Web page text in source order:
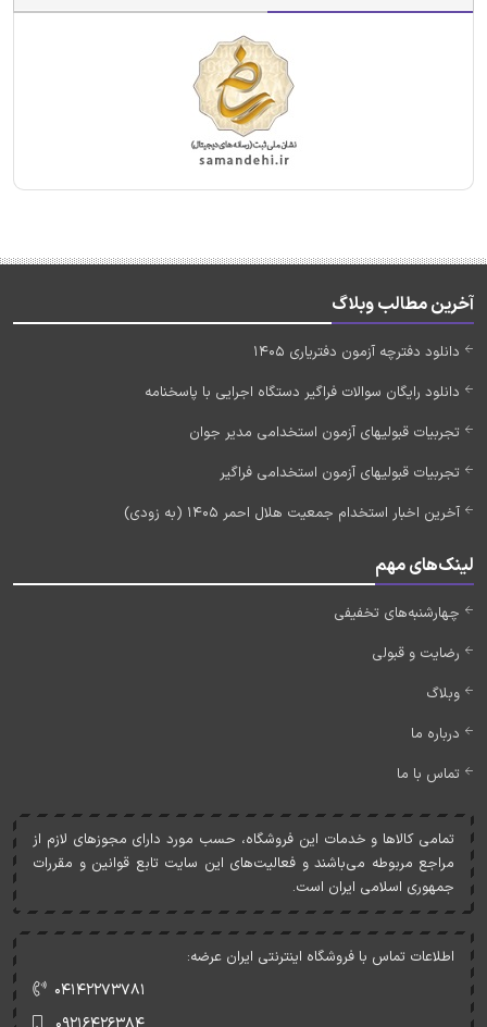
آخرین مطالب وبلاگ
دانلود دفترچه آزمون دفتریاری 1405
دانلود رایگان سوالات فراگیر دستگاه اجرایی با پاسخنامه
تجربیات قبولیهای آزمون استخدامی مدیر جوان
تجربیات قبولیهای آزمون استخدامی فراگیر
آخرین اخبار استخدام جمعیت هلال احمر 1405 (به زودی)
لینک‌های مهم
چهارشنبه‌های تخفیفی
رضایت و قبولی
وبلاگ
درباره ما
تماس با ما
تمامی کالاها و خدمات اين فروشگاه، حسب مورد دارای مجوزهای لازم از
مراجع مربوطه می‌باشند و فعاليت‌های اين سايت تابع قوانين و مقررات
جمهوری اسلامی ايران است.
اطلاعات تماس با فروشگاه اینترنتی ایران عرضه:
۰۴۱۴۲۲۷۳۷۸۱